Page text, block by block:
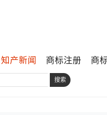
知产新闻 商标注册 商
搜索